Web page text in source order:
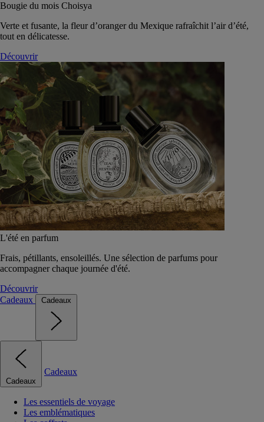
Bougie du mois Choisya
Verte et fusante, la fleur d’oranger du Mexique rafraîchit l’air d’été,
tout en délicatesse.
Découvrir
L'été en parfum
Frais, pétillants, ensoleillés. Une sélection de parfums pour
accompagner chaque journée d'été.
Découvrir
Cadeaux
Cadeaux
Cadeaux
Cadeaux
Les essentiels de voyage
Les emblématiques